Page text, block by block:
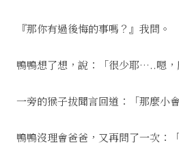
『那你有過後悔的事嗎？』我問。
鴨鴨想了想，說：「很少耶…..嗯，
一旁的猴子拔聞言回道：「那麼小
鴨鴨沒理會爸爸，又再問了一次：